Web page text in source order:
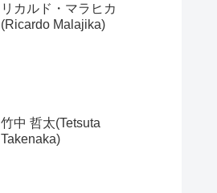
リカルド・マラヒカ
(Ricardo Malajika)
竹中 哲太(Tetsuta
Takenaka)